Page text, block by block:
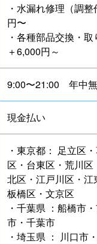
・水漏れ修理（調
円〜
・各種部品交換・
＋6,000円～
9:00〜21:00 年中
現金払い
・東京都： 足立区
区・台東区・荒川区
北区・江戸川区・江
板橋区・文京区
・千葉県 ：船橋市
市・千葉市
・埼玉県 ： 川口市